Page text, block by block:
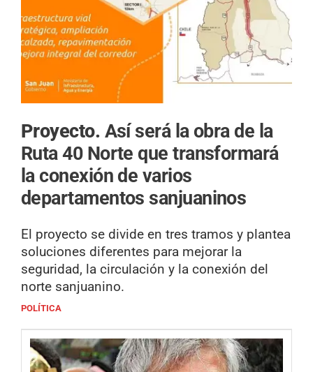
Proyecto. Así será la obra de la
Ruta 40 Norte que transformará
la conexión de varios
departamentos sanjuaninos
El proyecto se divide en tres tramos y plantea
soluciones diferentes para mejorar la
seguridad, la circulación y la conexión del
norte sanjuanino.
POLÍTICA